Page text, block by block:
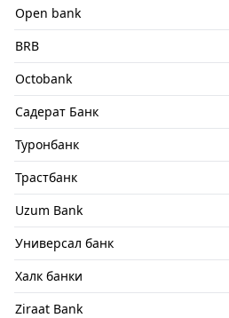
Open bank
BRB
Octobank
Садерат Банк
Туронбанк
Трастбанк
Uzum Bank
Универсал банк
Халк банки
Ziraat Bank